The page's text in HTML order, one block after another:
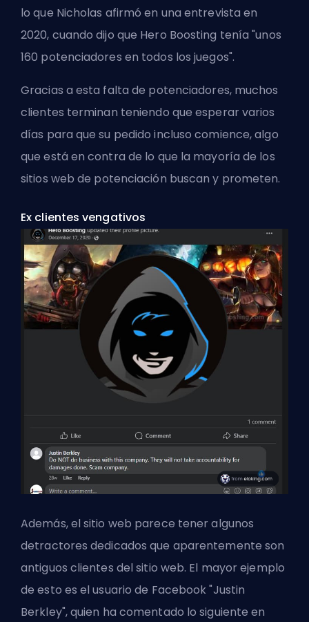
lo que Nicholas afirmó en una entrevista en
2020, cuando dijo que Hero Boosting tenía "unos
160 potenciadores en todos los juegos".
Gracias a esta falta de potenciadores, muchos
clientes terminan teniendo que esperar varios
días para que su pedido incluso comience, algo
que está en contra de lo que la mayoría de los
sitios web de potenciación buscan y prometen.
Ex clientes vengativos
Además, el sitio web parece tener algunos
detractores dedicados que aparentemente son
antiguos clientes del sitio web. El mayor ejemplo
de esto es el usuario de Facebook "Justin
Berkley", quien ha comentado lo siguiente en